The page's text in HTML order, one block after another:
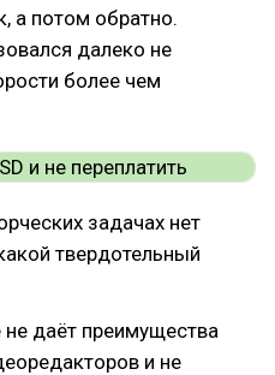
а потом обратно.
далеко не
более чем
задачах нет
твердотельный
даёт преимущества
и не